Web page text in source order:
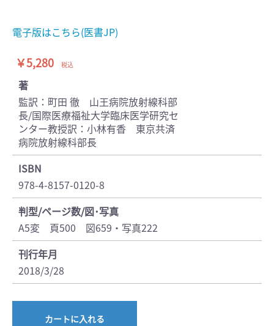
電子版はこちら(医書JP)
￥5,280 税込
著
監訳：町田 徹 山王病院放射線科部
長/国際医療福祉大学臨床医学研究セ
ンター教授訳：小林有香 東京共済
病院放射線科部長
ISBN
978-4-8157-0120-8
判型/ページ数/図･写真
A5変 頁500 図659・写真222
刊行年月
2018/3/28
カートに入れる